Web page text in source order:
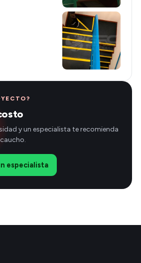
y un especialista te recomienda
especialista